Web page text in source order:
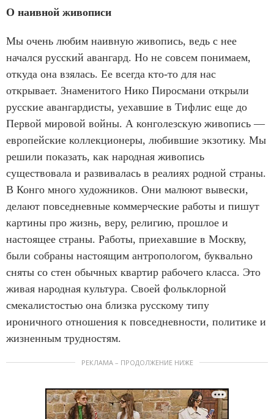
О наивной живописи
Мы очень любим наивную живопись, ведь с нее
начался русский авангард. Но не совсем понимаем,
откуда она взялась. Ее всегда кто-то для нас
открывает. Знаменитого Нико Пиросмани открыли
русские авангардисты, уехавшие в Тифлис еще до
Первой мировой войны. А конголезскую живопись —
европейские коллекционеры, любившие экзотику. Мы
решили показать, как народная живопись
существовала и развивалась в реалиях родной страны.
В Конго много художников. Они малюют вывески,
делают повседневные коммерческие работы и пишут
картины про жизнь, веру, религию, прошлое и
настоящее страны. Работы, приехавшие в Москву,
были собраны настоящим антропологом, буквально
сняты со стен обычных квартир рабочего класса. Это
живая народная культура. Своей фольклорной
смекалистостью она близка русскому типу
ироничного отношения к повседневности, политике и
жизненным трудностям.
РЕКЛАМА – ПРОДОЛЖЕНИЕ НИЖЕ